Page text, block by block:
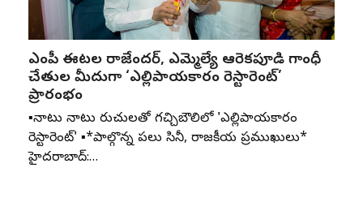
ఎంపీ ఈటల రాజేందర్, ఎమ్మెల్యే ఆరెకపూడి గాంధీ
చేతుల మీదుగా ‘ఎల్లిపాయకారం రెస్టారెంట్’
ప్రారంభం
▪️నాటు నాటు రుచులతో గచ్చిబౌలిలో 'ఎల్లిపాయకారం
రెస్టారెంట్' ▪️*పాల్గొన్న పలు సినీ, రాజకీయ ప్రముఖులు*
హైదరాబాద్:…